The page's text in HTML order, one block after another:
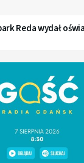
Reda wydał